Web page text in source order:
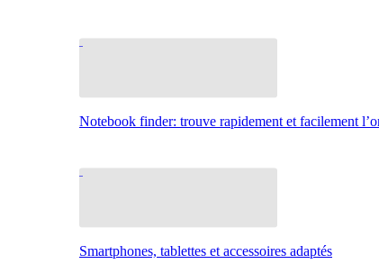
Notebook finder: trouve rapidement et facilement
Smartphones, tablettes et accessoires adaptés